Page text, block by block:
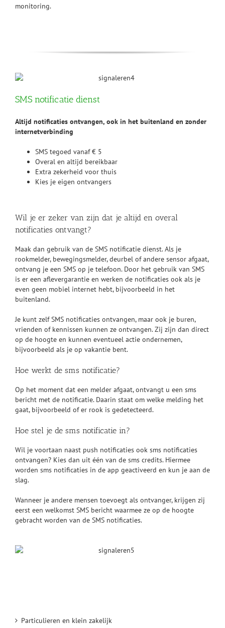
monitoring.
SMS notificatie dienst
Altijd notificaties ontvangen, ook in het buitenland en zonder
internetverbinding
SMS tegoed vanaf € 5
Overal en altijd bereikbaar
Extra zekerheid voor thuis
Kies je eigen ontvangers
Wil je er zeker van zijn dat je altijd en overal
notificaties ontvangt?
Maak dan gebruik van de SMS notificatie dienst. Als je
rookmelder, bewegingsmelder, deurbel of andere sensor afgaat,
ontvang je een SMS op je telefoon. Door het gebruik van SMS
is er een aflevergarantie en werken de notificaties ook als je
even geen mobiel internet hebt, bijvoorbeeld in het
buitenland.
Je kunt zelf SMS notificaties ontvangen, maar ook je buren,
vrienden of kennissen kunnen ze ontvangen. Zij zijn dan direct
op de hoogte en kunnen eventueel actie ondernemen,
bijvoorbeeld als je op vakantie bent.
Hoe werkt de sms notificatie?
Op het moment dat een melder afgaat, ontvangt u een sms
bericht met de notificatie. Daarin staat om welke melding het
gaat, bijvoorbeeld of er rook is gedetecteerd.
Hoe stel je de sms notificatie in?
Wil je voortaan naast push notificaties ook sms notificaties
ontvangen? Kies dan uit één van de sms credits. Hiermee
worden sms notificaties in de app geactiveerd en kun je aan de
slag.
Wanneer je andere mensen toevoegt als ontvanger, krijgen zij
eerst een welkomst SMS bericht waarmee ze op de hoogte
gebracht worden van de SMS notificaties.
Particulieren en klein zakelijk